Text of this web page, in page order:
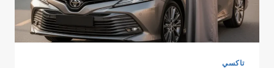
تاكسي